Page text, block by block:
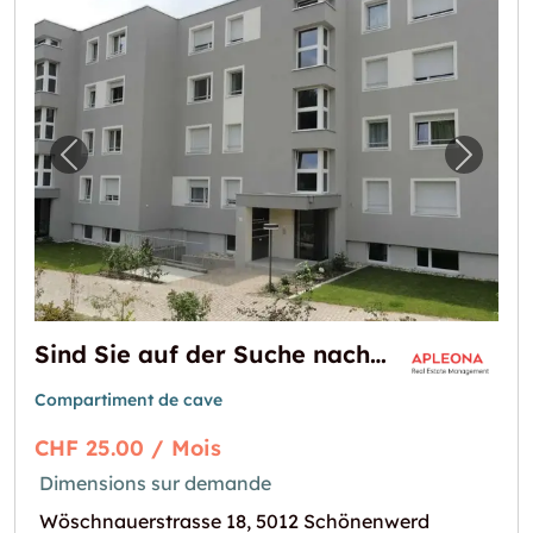
Image précédente pour "Sind Sie auf der
Sind Sie auf der Suche nach einem Kellerraum ?
Compartiment de cave
CHF 25.00 / Mois
Dimensions sur demande
Wöschnauerstrasse 18, 5012 Schönenwerd